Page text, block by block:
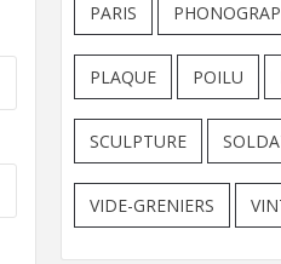
PARIS
PLAQUE POILU
SCULPTURE
VIDE-GRENIERS